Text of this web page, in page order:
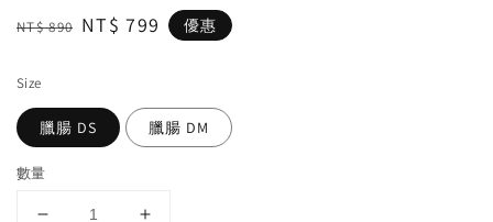
Regular
NT$ 890 Sale
NT$ 799 優惠
Size
臘腸 DS 臘腸 DM
數量